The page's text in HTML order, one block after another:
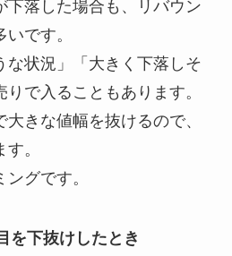
下落した場合も、リバウン
です。
な状況」「大きく下落しそ
で入ることもあります。
きな値幅を抜けるので、
。
グです。
を下抜けしたとき